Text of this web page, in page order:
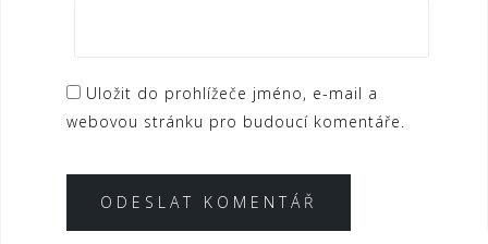
Uložit do prohlížeče jméno, e-mail a
webovou stránku pro budoucí komentáře.